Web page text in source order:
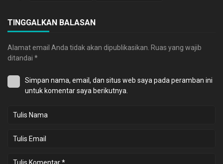
TINGGALKAN BALASAN
Alamat email Anda tidak akan dipublikasikan. Ruas yang wajib
ditandai *
Simpan nama, email, dan situs web saya pada peramban ini
untuk komentar saya berikutnya.